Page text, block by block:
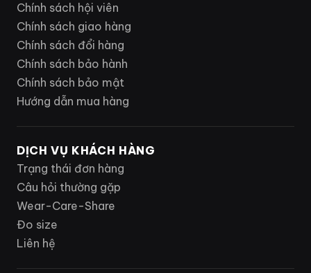
Chính sách hội viên
Chính sách giao hàng
Chính sách đổi hàng
Chính sách bảo hành
Chính sách bảo mật
Hướng dẫn mua hàng
DỊCH VỤ KHÁCH HÀNG
Trạng thái đơn hàng
Câu hỏi thường gặp
Wear-Care-Share
Đo size
Liên hệ